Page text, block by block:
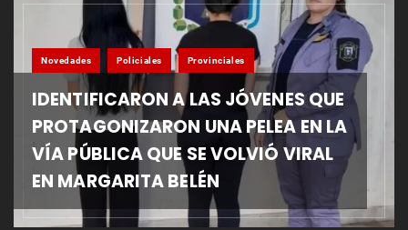
Novedades Policiales Provinciales
IDENTIFICARON A LAS JÓVENES QUE
PROTAGONIZARON UNA PELEA EN LA
VÍA PÚBLICA QUE SE VOLVIÓ VIRAL
EN MARGARITA BELÉN